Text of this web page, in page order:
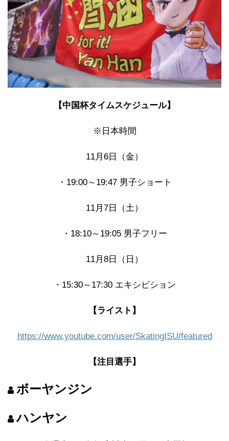
【中国杯タイムスケジュール】
※日本時間
11月6日（金）
・19:00～19:47 男子ショート
11月7日（土）
・18:10～19:05 男子フリー
11月8日（日）
・15:30～17:30 エキシビション
【ライスト】
https://www.youtube.com/user/SkatingISU/featured
【注目選手】
ボーヤンジン
ハンヤン